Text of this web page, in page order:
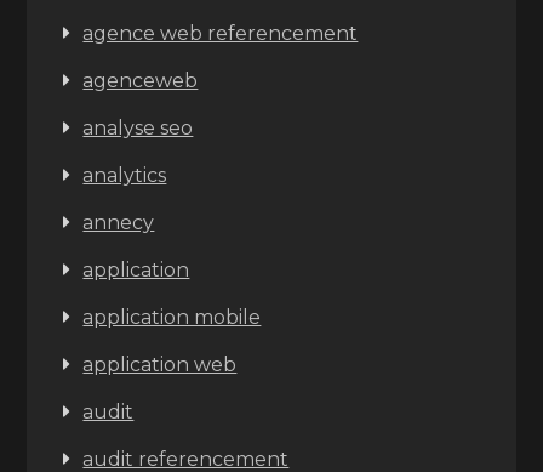
agence web referencement
agenceweb
analyse seo
analytics
annecy
application
application mobile
application web
audit
audit referencement